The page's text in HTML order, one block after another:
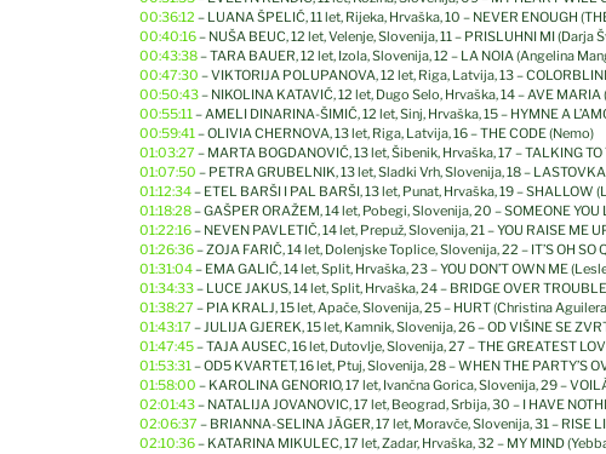
00:36:12 – LUANA ŠPELIĆ, 11 let, Rijeka, Hrvaška, 10 – NEVER ENOUGH
00:40:16– NUŠA BEUC, 12 let, Velenje, Slovenija, 11 – PRISLUHNI MI (Darja
00:43:38– TARA BAUER, 12 let, Izola, Slovenija, 12 – LA NOIA (Angelina
00:47:30 – VIKTORIJA POLUPANOVA, 12 let, Riga, Latvija, 13 –
00:50:43– NIKOLINA KATAVIĆ, 12 let, Dugo Selo, Hrvaška, 14 – AVE
00:55:11– AMELI DINARINA-ŠIMIĆ, 12 let, Sinj, Hrvaška, 15 – HYMNE A
00:59:41– OLIVIA CHERNOVA, 13 let, Riga, Latvija, 16 – THE CODE (Nemo)
01:03:27 – MARTA BOGDANOVIĆ, 13 let, Šibenik, Hrvaška, 17 – TALKING
01:07:50 – PETRA GRUBELNIK, 13 let, Sladki Vrh, Slovenija, 18 –
01:12:34– ETEL BARŠI I PAL BARŠI, 13 let, Punat, Hrvaška, 19 – SHALLOW
01:18:28– GAŠPER ORAŽEM, 14 let, Pobegi, Slovenija, 20 – SOMEONE
01:22:16– NEVEN PAVLETIČ, 14 let, Prepuž, Slovenija, 21 – YOU RAISE ME
01:26:36– ZOJA FARIČ, 14 let, Dolenjske Toplice, Slovenija, 22 – IT’S OH SO
01:31:04– EMA GALIĆ, 14 let, Split, Hrvaška, 23 – YOU DON’T OWN ME
01:34:33– LUCE JAKUS, 14 let, Split, Hrvaška, 24 – BRIDGE OVER
01:38:27 – PIA KRALJ, 15 let, Apače, Slovenija, 25 – HURT (Christina
01:43:17 – JULIJA GJEREK, 15 let, Kamnik, Slovenija, 26 – OD VIŠINE SE
01:47:45– TAJA AUSEC, 16 let, Dutovlje, Slovenija, 27 – THE GREATEST
01:53:31– OD5 KVARTET, 16 let, Ptuj, Slovenija, 28 – WHEN THE PARTY’S
01:58:00 – KAROLINA GENORIO, 17 let, Ivančna Gorica, Slovenija, 29 –
02:01:43– NATALIJA JOVANOVIC, 17 let, Beograd, Srbija, 30 – I HAVE
02:06:37 – BRIANNA-SELINA JÃGER, 17 let, Moravče, Slovenija, 31 – RISE
02:10:36– KATARINA MIKULEC, 17 let, Zadar, Hrvaška, 32 – MY MIND